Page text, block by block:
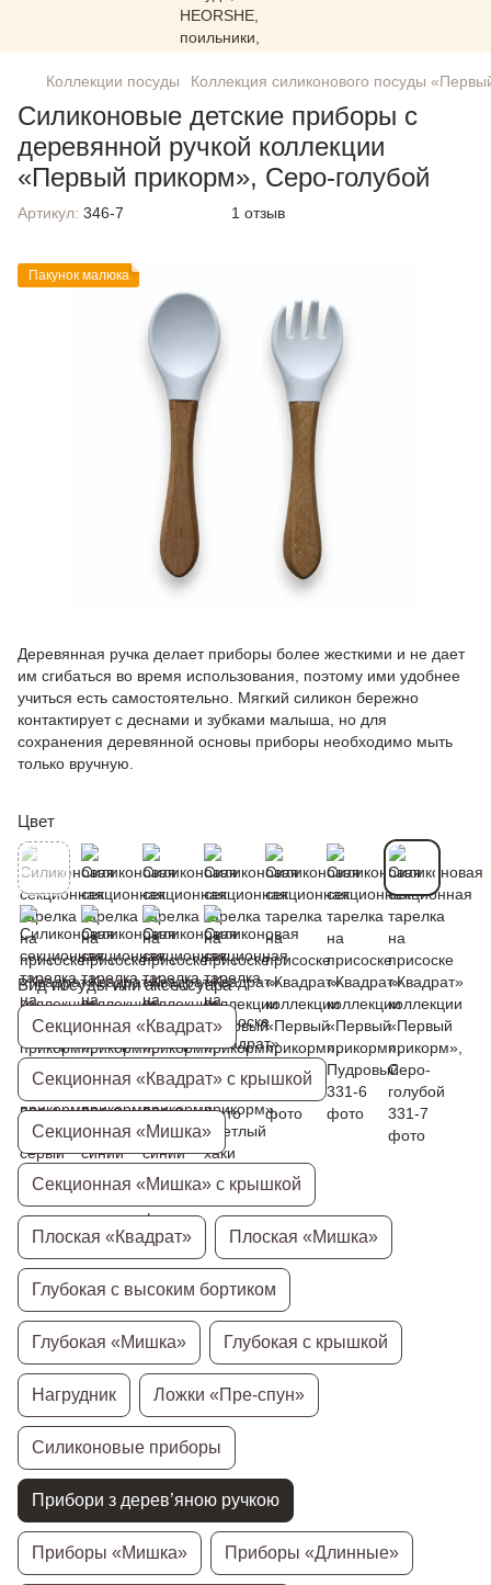
Коллекции посуды Коллекция силиконового посуды
Силиконовые детские приборы с
деревянной ручкой коллекции
«Первый прикорм», Серо-голубой
Артикул: 346-7 1 отзыв
Пакунок малюка
Деревянная ручка делает приборы более жесткими и не дает
им сгибаться во время использования, поэтому ими удобнее
учиться есть самостоятельно. Мягкий силикон бережно
контактирует с деснами и зубками малыша, но для
сохранения деревянной основы приборы необходимо мыть
только вручную.
Цвет
Вид посуды или аксессуара
Секционная «Квадрат»
Секционная «Квадрат» с крышкой
Секционная «Мишка»
Секционная «Мишка» с крышкой
Плоская «Квадрат» Плоская «Мишка»
Глубокая с высоким бортиком
Глубокая «Мишка» Глубокая с крышкой
Нагрудник Ложки «Пре-спун»
Силиконовые приборы
Прибори з дерев’яною ручкою
Приборы «Мишка» Приборы «Длинные»